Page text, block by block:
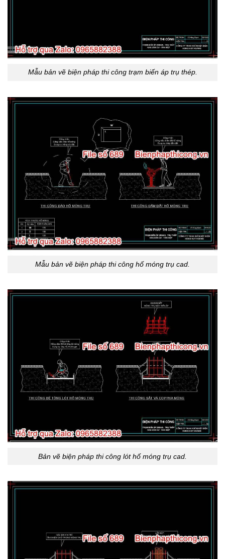
Mẫu bản vẽ biện pháp thi công trạm biến áp trụ thép.
Mẫu bản vẽ biện pháp thi công hố móng trụ cad.
Bản vẽ biện pháp thi công lót hố móng trụ cad.